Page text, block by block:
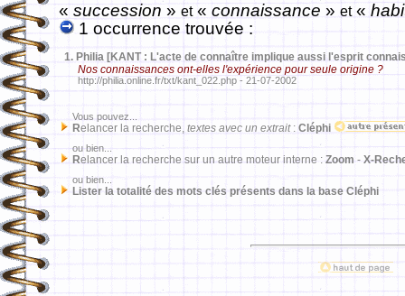
«succession » et« connaissance » et«
1 occurrence trouvée :
1. Philia [KANT : L'acte de connaître implique aussi l'esprit
Nos connaissances ont-elles l'expérience pour seule origine ?
http://philia.online.fr/txt/kant_022.php - 21-07-2002
Vous pouvez...
Relancer la recherche, textes avec un extrait: Cléphi
ou bien...
Relancer la recherche sur un autre moteur interne : Zoom - X-
ou bien...
Lister la totalité des mots clés présents dans la base Cléphi